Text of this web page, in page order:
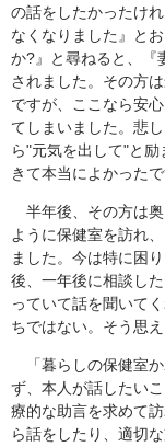
の話をしたかったけ
なくなりました』と
か?』と尋ねると、『
されました。その方
ですが、ここなら安
てしまいました。悲
ら"元気を出して"と
きて本当によかった
半年後、その方は奥
ように保健室を訪れ
ました。今は特に困
後、一年後に相談し
っていて話を聞いて
ちではない。そう思
「暮らしの保健室
ず、本人が話したい
療的な助言を求めて
ら話をしたり、適切